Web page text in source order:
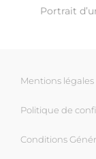
Portrait
Mentions légales
Politique de
Conditions